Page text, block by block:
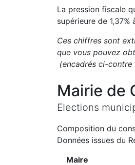
La pression fiscale
supérieure de 1,37%
Ces chiffres sont
que vous pouvez
(encadrés ci-contre
Mairie de
Elections
Composition du
Données issues du
Maire